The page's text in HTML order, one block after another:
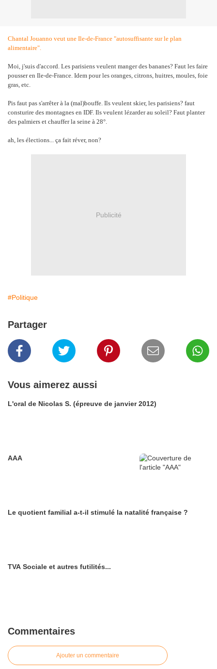
Chantal Jouanno veut une Ile-de-France "autosuffisante sur le plan
alimentaire".
Moi, j'suis d'accord. Les parisiens veulent manger des bananes? Faut les faire
pousser en Ile-de-France. Idem pour les oranges, citrons, huitres, moules, foie
gras, etc.
Pis faut pas s'arrêter à la (mal)bouffe. Ils veulent skier, les parisiens? faut
consturire des montagnes en IDF. Ils veulent lézarder au soleil? Faut planter
des palmiers et chauffer la seine à 28°.
ah, les élections... ça fait réver, non?
Publicité
#Politique
Partager
Vous aimerez aussi
L'oral de Nicolas S. (épreuve de janvier 2012)
AAA
Le quotient familial a-t-il stimulé la natalité française ?
TVA Sociale et autres futilités...
Commentaires
Ajouter un commentaire